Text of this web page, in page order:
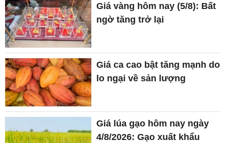
Giá vàng hôm nay (5/8): Bất
ngờ tăng trở lại
Giá ca cao bật tăng mạnh do
lo ngại về sản lượng
Giá lúa gạo hôm nay ngày
4/8/2026: Gạo xuất khẩu